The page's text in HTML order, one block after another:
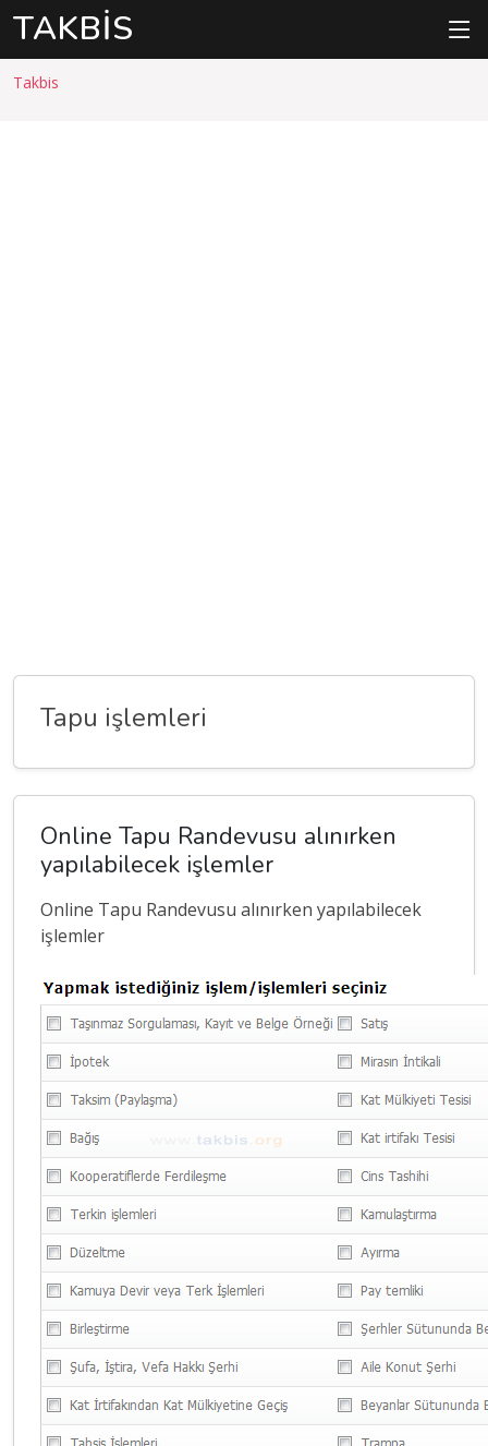
TAKBIS
Takbis
Tapu işlemleri
Online Tapu Randevusu alınırken
yapılabilecek işlemler
Online Tapu Randevusu alınırken yapılabilecek
işlemler